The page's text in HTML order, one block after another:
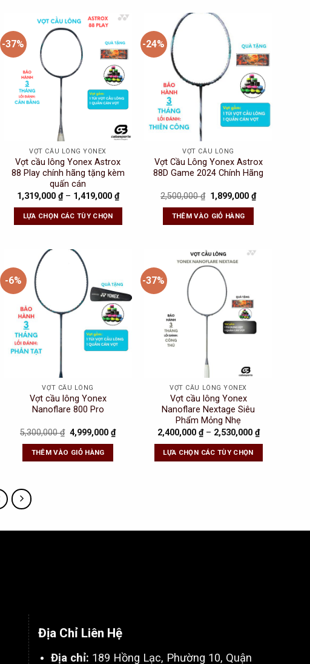
-37%
Add to
Wishlist
VỢT CẦU LÔNG YONEX
Vợt cầu lông Yonex Astrox
88 Play chính hãng tặng kèm
quấn cán
1,319,000 ₫– 1,419,000 ₫
LỰA CHỌN CÁC TÙY CHỌN
-24%
Add to
Wishlist
VỢT CẦU LÔNG
Vợt Cầu Lông Yonex Astrox
88D Game 2024 Chính Hãng
2,500,000₫ Original
price
was:
2,500,000 ₫.
1,899,000₫Current
price
THÊM VÀO GIỎ HÀNG
-6%
Add to
Wishlist
VỢT CẦU LÔNG
Vợt cầu lông Yonex
Nanoflare 800 Pro
5,300,000₫ Original
price
was:
5,300,000 ₫.
4,999,000₫Current
price
THÊM VÀO GIỎ HÀNG
-37%
VỢT CẦU LÔNG YONEX
Vợt cầu lông Yonex
Nanoflare Nextage Siêu
Phẩm Mỏng Nhẹ
2,400,000 ₫– 2,530,000 ₫
LỰA CHỌN CÁC TÙY CHỌN
Địa Chỉ Liên Hệ
Địa chỉ: 189 Hồng Lạc, Phường 10, Quận